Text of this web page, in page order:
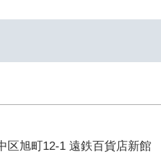
区旭町12-1 遠鉄百貨店新館